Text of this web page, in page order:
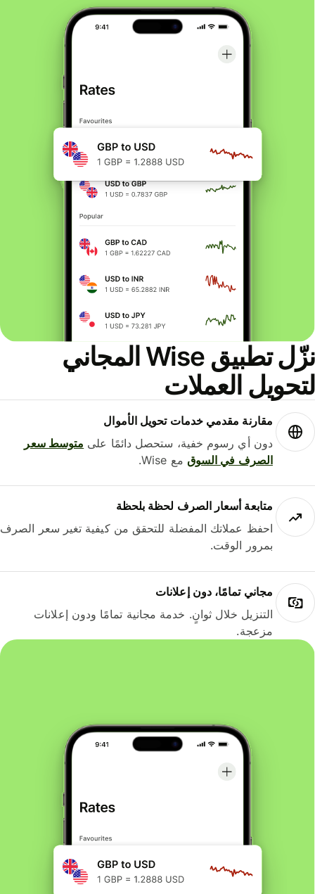
نزّل تطبيق Wise المجاني
العملات
مقارنة مقدمي خدمات تحويل الأموال
دون أي رسوم خفية، ستحصل دائمًا علىمتوسط ​​سعر
الصرف في السوقمع Wise.
متابعة أسعار الصرف لحظة بلحظة
احفظ عملاتك المفضلة للتحقق من كيفية تغير سعر الصرف
بمرور الوقت.
مجاني تمامًا، دون إعلانات
التنزيل خلال ثوانٍ. خدمة مجانية تمامًا ودون إعلانات
مزعجة.